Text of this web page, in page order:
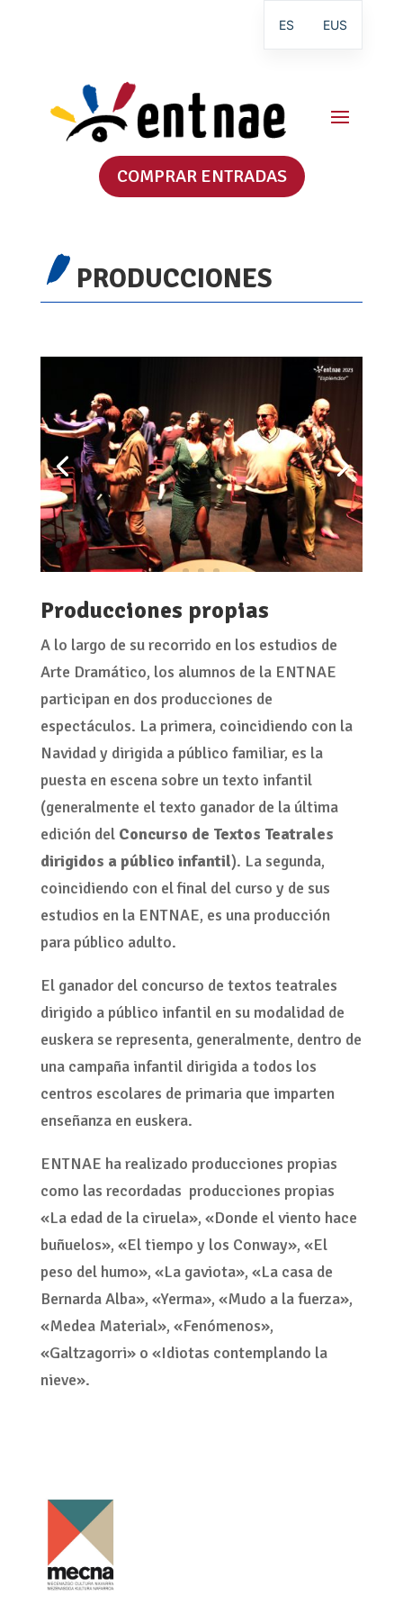
COMPRAR ENTRADAS
PRODUCCIONES
Producciones propias
A lo largo de su recorrido en los estudios de
Arte Dramático, los alumnos de la ENTNAE
participan en dos producciones de
espectáculos. La primera, coincidiendo con la
Navidad y dirigida a público familiar, es la
puesta en escena sobre un texto infantil
(generalmente el texto ganador de la última
edición del Concurso de Textos Teatrales
dirigidos a público infantil). La segunda,
coincidiendo con el final del curso y de sus
estudios en la ENTNAE, es una producción
para público adulto.
El ganador del concurso de textos teatrales
dirigido a público infantil en su modalidad de
euskera se representa, generalmente, dentro de
una campaña infantil dirigida a todos los
centros escolares de primaria que imparten
enseñanza en euskera.
ENTNAE ha realizado producciones propias
como las recordadas producciones propias
«La edad de la ciruela», «Donde el viento hace
buñuelos», «El tiempo y los Conway», «El
peso del humo», «La gaviota», «La casa de
Bernarda Alba», «Yerma», «Mudo a la fuerza»,
«Medea Material», «Fenómenos»,
«Galtzagorri» o «Idiotas contemplando la
nieve».
ES EUS